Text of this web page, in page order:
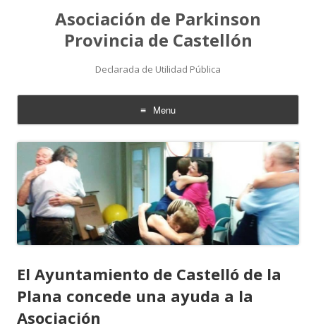
Asociación de Parkinson
Provincia de Castellón
Declarada de Utilidad Pública
Menu
Skip
to
content
El Ayuntamiento de Castelló de la
Plana concede una ayuda a la
Asociación